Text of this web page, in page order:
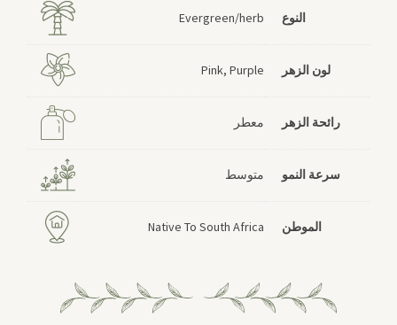
النوع Evergreen/herb
لون الزهر Pink, Purple
رائحة الزهر معطر
سرعة النمو متوسط
الموطن Native To South Africa